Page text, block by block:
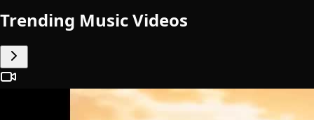
Trending Music Videos